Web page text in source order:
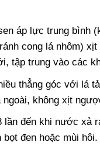
áp lực trung bình
cong lá nhôm)
tập trung vào các
thẳng góc với lá
ngoài, không xịt
lần đến khi nước xả
bọt đen hoặc mùi hôi.